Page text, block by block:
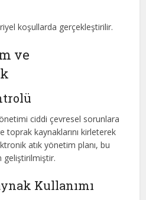
koşullarda gerçekleştirilir.
ve
ciddi çevresel sorunlara
toprak kaynaklarını kirleterek
atık yönetim planı, bu
geliştirilmiştir.
Kullanımı